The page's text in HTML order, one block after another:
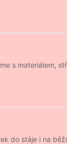
s materiálem,
do stáje i na